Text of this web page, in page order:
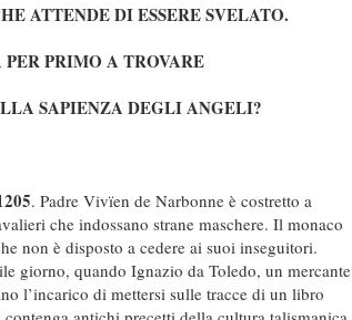
ATTENDE DI ESSERE SVELATO.
PRIMO A TROVARE
SAPIENZA DEGLI ANGELI?
. Padre Vivïen de Narbonne è costretto a
che indossano strane maschere. Il monaco
non è disposto a cedere ai suoi inseguitori.
giorno, quando Ignazio da Toledo, un mercante
l’incarico di mettersi sulle tracce di un libro